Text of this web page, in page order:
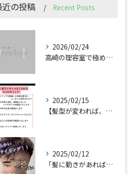
近の投稿 Recent Posts
2026/02/24
高崎の理容室で極めるメンズカット技術
2025/02/15
【髪型が変われば、人生が変わる。
2025/02/12
「髪に動きがあれば印象は変わる！」